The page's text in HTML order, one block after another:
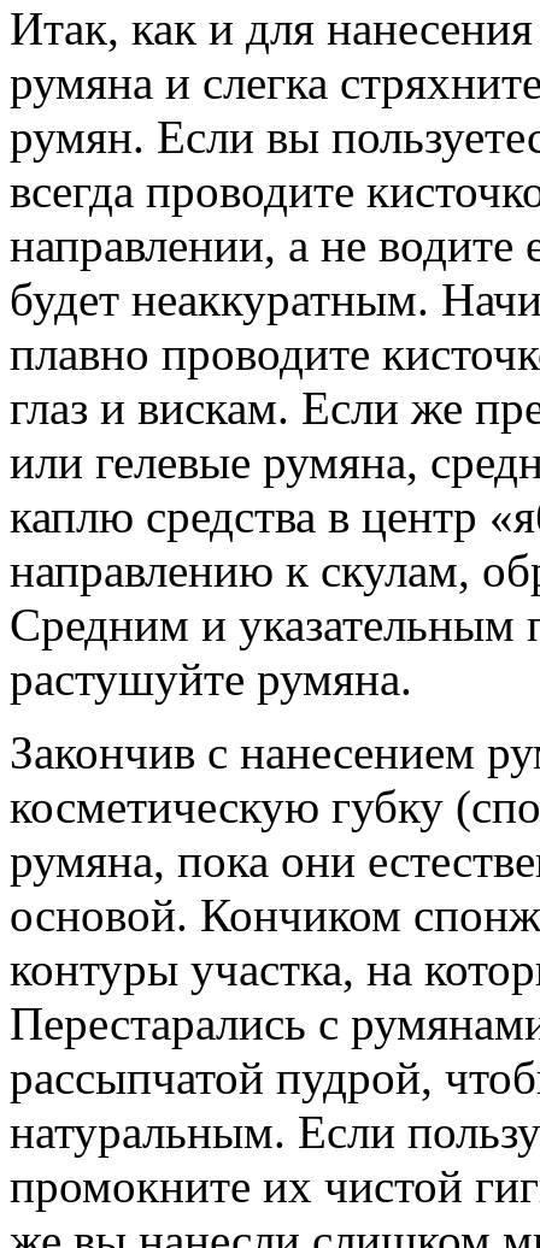
Итак, как и для
румяна и слегка
румян. Если вы
всегда проводите
направлении, а не
будет неаккуратным.
плавно проводите
глаз и вискам. Если же
или гелевые румяна,
каплю средства в центр
направлению к скулам,
Средним и указательным
растушуйте румяна.
Закончив с нанесением
косметическую губку
румяна, пока они
основой. Кончиком
контуры участка, на
Перестарались с
рассыпчатой пудрой,
натуральным. Если
промокните их чистой